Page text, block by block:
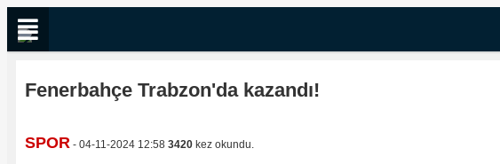
Fenerbahçe Trabzon'da kazandı!
SPOR - 04-11-2024 12:58 3420 kez okundu.